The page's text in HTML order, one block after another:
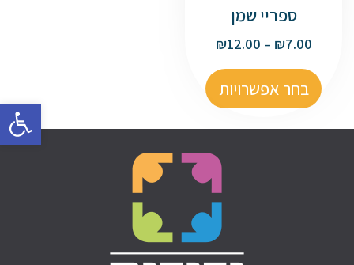
פתח
ספריי שמן
₪7.00
–
₪12.00
בחר אפשרויות